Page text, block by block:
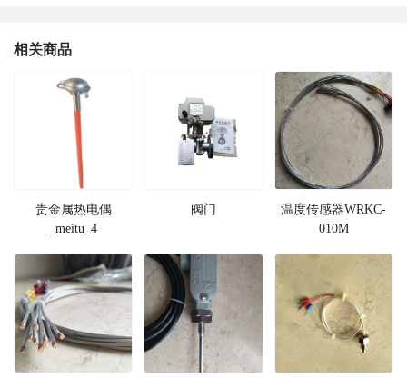
相关商品
贵金属热电偶
_meitu_4
阀门
温度传感器WRKC-
010M